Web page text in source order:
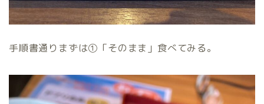
手順書通りまずは①「そのまま」食べてみる。